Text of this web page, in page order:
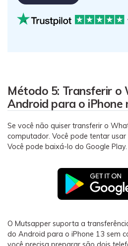
Método 5: Transferir o
Android para o iPhone
Se você não quiser transferir o
computador. Você pode tentar
Você pode baixá-lo do Google Play.
O Mutsapper suporta a
do Android para o iPhone 13 sem